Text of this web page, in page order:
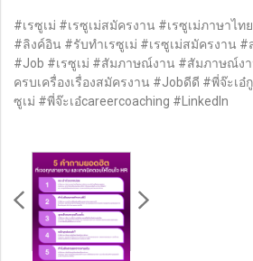
#เรซูเม่ #เรซูเม่สมัครงาน #เรซูเม่ภาษาไท
#ลิงค์อิน #รับทำเรซูเม่ #เรซูเม่สมัครงาน
#Job #เรซูเม่ #สัมภาษณ์งาน #สัมภาษณ์ง
ครบเครื่องเรื่องสมัครงาน #Jobดีดี #พี่จ๊ะเ
ซูเม่ #พี่จ๊ะเอ๋careercoaching #LinkedIn